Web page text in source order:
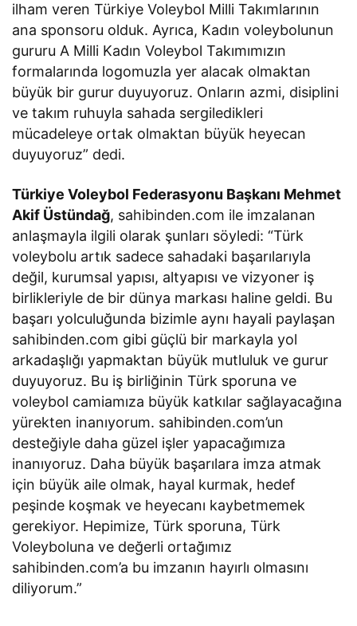
ilham veren Türkiye Voleybol Milli Takımlarının
ana sponsoru olduk. Ayrıca, Kadın voleybolunun
gururu A Milli Kadın Voleybol Takımımızın
formalarında logomuzla yer alacak olmaktan
büyük bir gurur duyuyoruz. Onların azmi, disiplini
ve takım ruhuyla sahada sergiledikleri
mücadeleye ortak olmaktan büyük heyecan
duyuyoruz” dedi.
Türkiye Voleybol Federasyonu Başkanı Mehmet
Akif Üstündağ, sahibinden.com ile imzalanan
anlaşmayla ilgili olarak şunları söyledi: “Türk
voleybolu artık sadece sahadaki başarılarıyla
değil, kurumsal yapısı, altyapısı ve vizyoner iş
birlikleriyle de bir dünya markası haline geldi. Bu
başarı yolculuğunda bizimle aynı hayali paylaşan
sahibinden.com gibi güçlü bir markayla yol
arkadaşlığı yapmaktan büyük mutluluk ve gurur
duyuyoruz. Bu iş birliğinin Türk sporuna ve
voleybol camiamıza büyük katkılar sağlayacağına
yürekten inanıyorum. sahibinden.com’un
desteğiyle daha güzel işler yapacağımıza
inanıyoruz. Daha büyük başarılara imza atmak
için büyük aile olmak, hayal kurmak, hedef
peşinde koşmak ve heyecanı kaybetmemek
gerekiyor. Hepimize, Türk sporuna, Türk
Voleyboluna ve değerli ortağımız
sahibinden.com’a bu imzanın hayırlı olmasını
diliyorum.”